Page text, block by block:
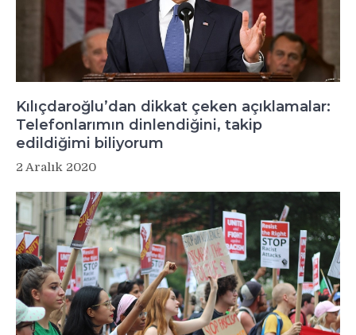
Kılıçdaroğlu’dan dikkat çeken açıklamalar:
Telefonlarımın dinlendiğini, takip
edildiğimi biliyorum
2 Aralık 2020